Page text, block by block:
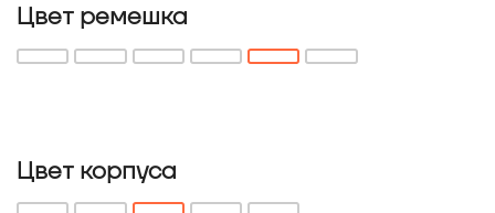
Цвет ремешка
Цвет корпуса